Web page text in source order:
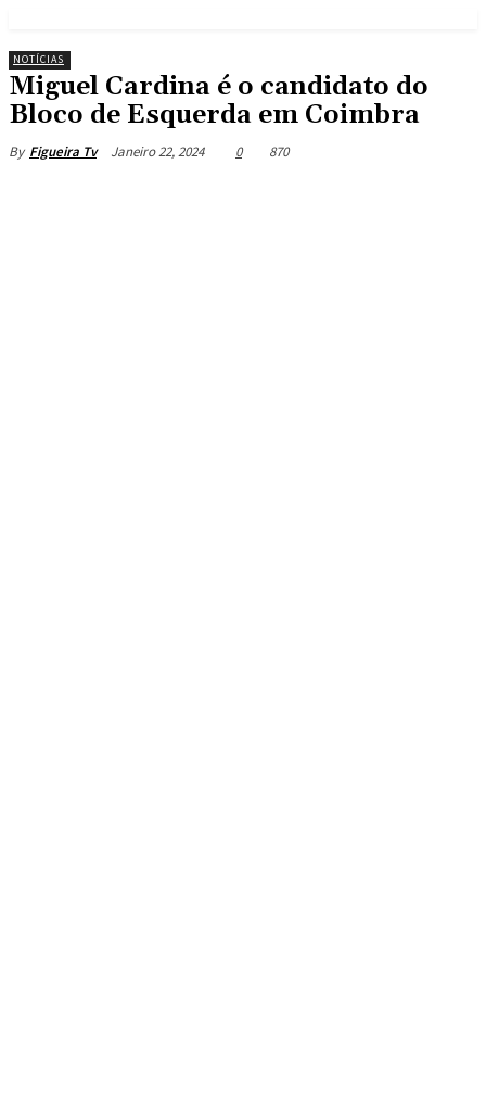
NOTÍCIAS
Miguel Cardina é o candidato do
Bloco de Esquerda em Coimbra
By Figueira Tv Janeiro 22, 2024 0 870